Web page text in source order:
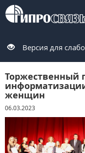
Версия для
Торжественный
женщин
06.03.2023